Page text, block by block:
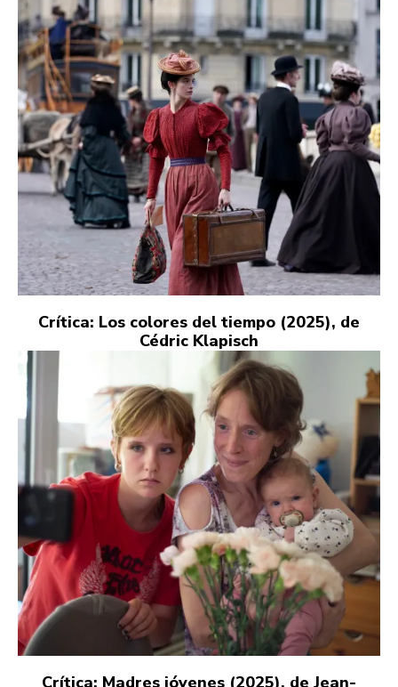
Crítica: Los colores del tiempo (2025), de
Cédric Klapisch
Crítica: Madres jóvenes (2025), de Jean-